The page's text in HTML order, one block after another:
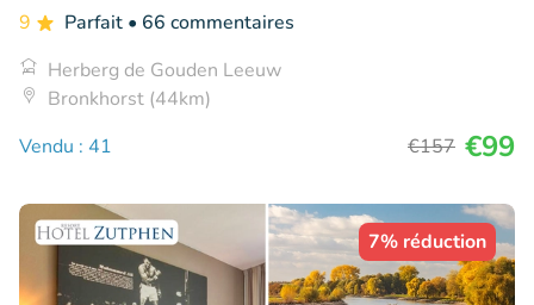
9 Parfait • 66 commentaires
Herberg de Gouden Leeuw
Bronkhorst (44km)
Vendu : 41
€157 €99
7% réduction